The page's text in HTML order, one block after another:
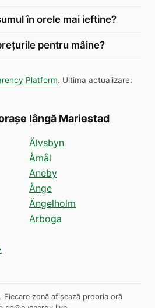
în orele mai ieftine?
pentru mâine?
Platform. Ultima actualizare:
lângă Mariestad
Älvsbyn
Åmål
Aneby
Ånge
Ängelholm
Arboga
Fiecare zonă afișează propria oră